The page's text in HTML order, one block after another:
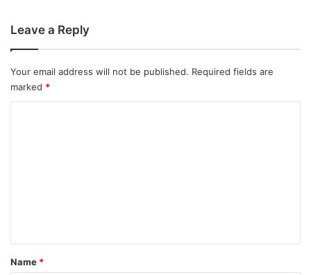
म
ब
ला
व
प्र
क्रि
ति
Leave a Reply
Your email address will not be published. Required fields are
marked *
*
Name *